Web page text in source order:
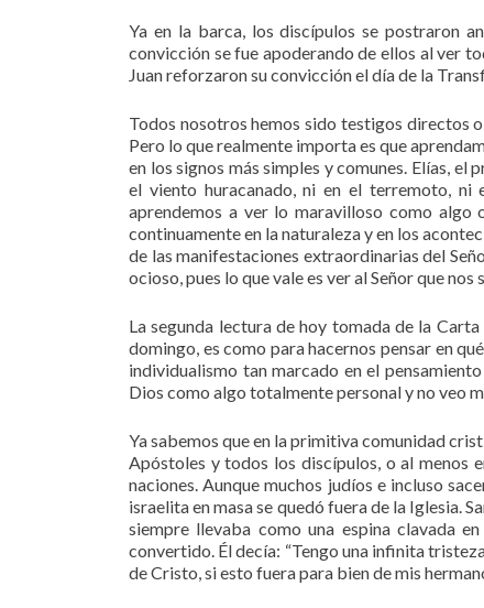
Ya en la barca, los discípulos se postraron
convicción se fue apoderando de ellos al ver
Juan reforzaron su convicción el día de la
Todos nosotros hemos sido testigos directos
Pero lo que realmente importa es que
en los signos más simples y comunes. Elías,
el viento huracanado, ni en el terremoto, ni
aprendemos a ver lo maravilloso como
continuamente en la naturaleza y en los
de las manifestaciones extraordinarias del
ocioso, pues lo que vale es ver al Señor que nos
La segunda lectura de hoy tomada de la
domingo, es como para hacernos pensar en
individualismo tan marcado en el
Dios como algo totalmente personal y no veo
Ya sabemos que en la primitiva comunidad
Apóstoles y todos los discípulos, o al menos
naciones. Aunque muchos judíos e incluso
israelita en masa se quedó fuera de la Iglesia.
siempre llevaba como una espina clavada
convertido. Él decía: “Tengo una infinita
de Cristo, si esto fuera para bien de mis